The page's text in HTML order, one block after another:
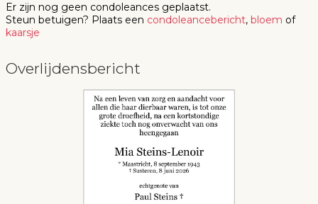
Er zijn nog geen condoleances geplaatst.
Steun betuigen? Plaats een condoleancebericht, bloem of
kaarsje
Overlijdensbericht